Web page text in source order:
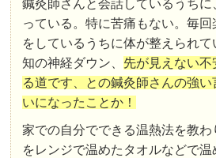
鍼灸師さんと会話しているうちに
っている。特に苦痛もない。毎
をしているうちに体が整えられ
知の神経ダウン、 先が見えない不
る道です、との鍼灸師さんの強
いになったことか！
家での自分でできる温熱法を教
をレンジで温めたタオルなどで温